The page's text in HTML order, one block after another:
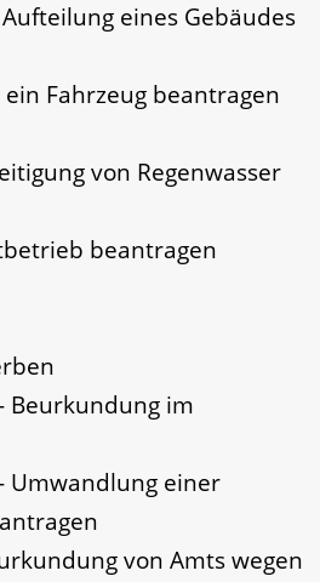
eines Gebäudes
Fahrzeug beantragen
von Regenwasser
beantragen
Beurkundung im
Umwandlung einer
von Amts wegen